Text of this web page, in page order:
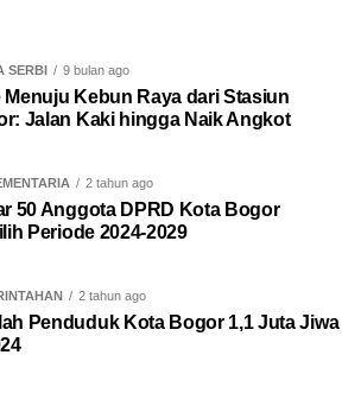
SERBI 9 bulan ago
Menuju Kebun Raya dari Stasiun
Jalan Kaki hingga Naik Angkot
2 tahun ago
50 Anggota DPRD Kota Bogor
Periode 2024-2029
2 tahun ago
Penduduk Kota Bogor 1,1 Juta Jiwa